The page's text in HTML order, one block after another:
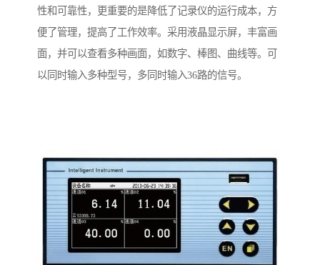
性和可靠性，更重要的是降低了记录仪的运行成本，方
便了管理，提高了工作效率。采用液晶显示屏，丰富画
面，并可以查看多种画面，如数字、棒图、曲线等。可
以同时输入多种型号，多同时输入36路的信号。